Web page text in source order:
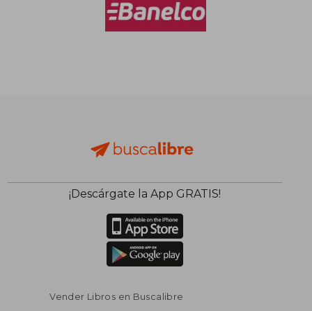
¡Descárgate la App GRATIS!
Vender Libros en Buscalibre